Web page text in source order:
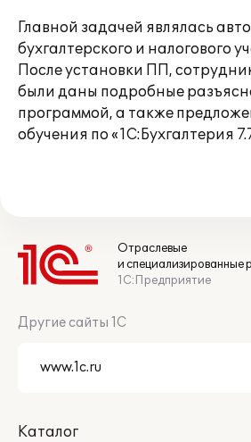
Главной задачей являлась
бухгалтерского и налогового
После установки ПП,
были даны подробные
программой, а также
обучения по «1С:Бухгалтерия
Отраслевые
и специализированные
1С:Предприятие
Другие сайты 1С
Каталог